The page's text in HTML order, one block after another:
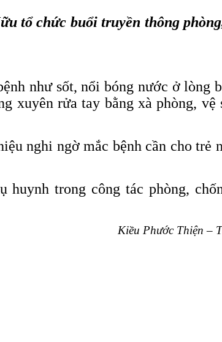
tổ chức buổi truyền thông
như sốt, nổi bóng nước ở lòng
xuyên rửa tay bằng xà phòng,
nghi ngờ mắc bệnh cần cho trẻ
huynh trong công tác phòng,
Kiều Phước Thiện –